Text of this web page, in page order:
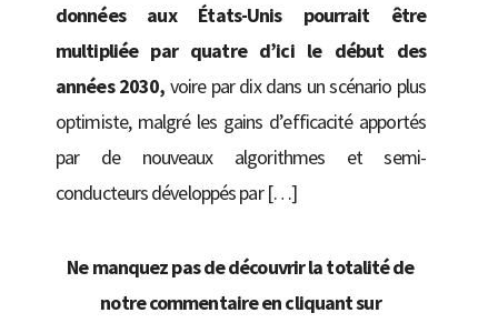
données aux États-Unis pourrait être
multipliée par quatre d’ici le début des
années 2030, voire par dix dans un scénario plus
optimiste, malgré les gains d’efficacité apportés
par de nouveaux algorithmes et semi-
conducteurs développés par […]
Ne manquez pas de découvrir la totalité de
notre commentaire en cliquant sur